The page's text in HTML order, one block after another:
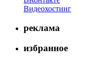
Видеохостинг
реклама
избранное